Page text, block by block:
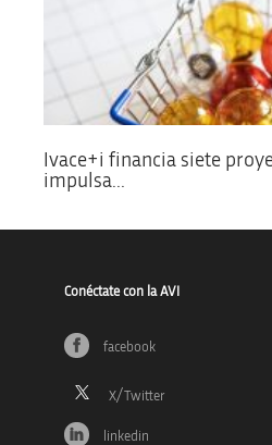
Ivace+i financia siete
impulsa...
Conéctate con la AVI
facebook
linkedin